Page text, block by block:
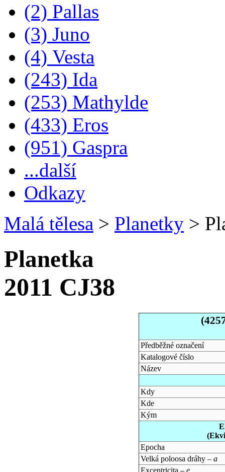
(2) Pallas
(3) Juno
(4) Vesta
(243) Ida
(253) Mathylde
(433) Eros
(951) Gaspra
...další
Odkazy
Malá tělesa > Planetky >
Planetka
2011 CJ38
Předběžné označení
Katalogové číslo
Název
Kdy
Kde
Kým
Epocha
Velká poloosa dráhy – a
Excentricita – e